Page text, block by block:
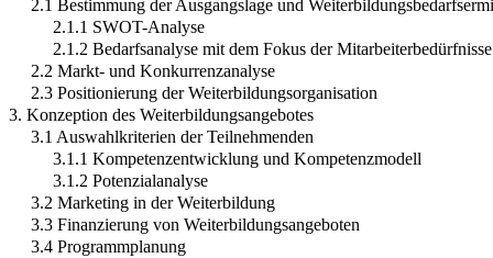
2.1 Bestimmung der Ausgangslage und
2.1.1 SWOT-Analyse
2.1.2 Bedarfsanalyse mit dem Fokus der Mitarbeiterbedürfnisse
2.2 Markt- und Konkurrenzanalyse
2.3 Positionierung der Weiterbildungsorganisation
3. Konzeption des Weiterbildungsangebotes
3.1 Auswahlkriterien der Teilnehmenden
3.1.1 Kompetenzentwicklung und Kompetenzmodell
3.1.2 Potenzialanalyse
3.2 Marketing in der Weiterbildung
3.3 Finanzierung von Weiterbildungsangeboten
3.4 Programmplanung